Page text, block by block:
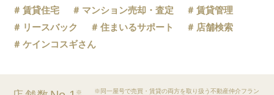
賃貸住宅
マンション売却・査定
賃貸管理
リースバック
住まいるサポート
店舗検索
ケインコスギさん
※ ※同一屋号で売買・賃貸の両方を取り扱う不動産仲介フラン